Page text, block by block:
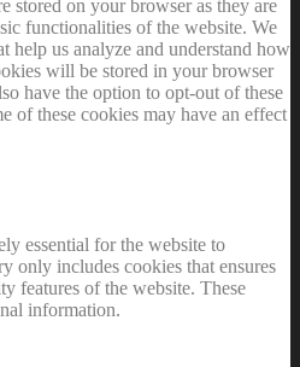
stored on your browser as they are
functionalities of the website. We
help us analyze and understand how
will be stored in your browser
have the option to opt-out of these
of these cookies may have an effect
essential for the website to
only includes cookies that ensures
features of the website. These
information.